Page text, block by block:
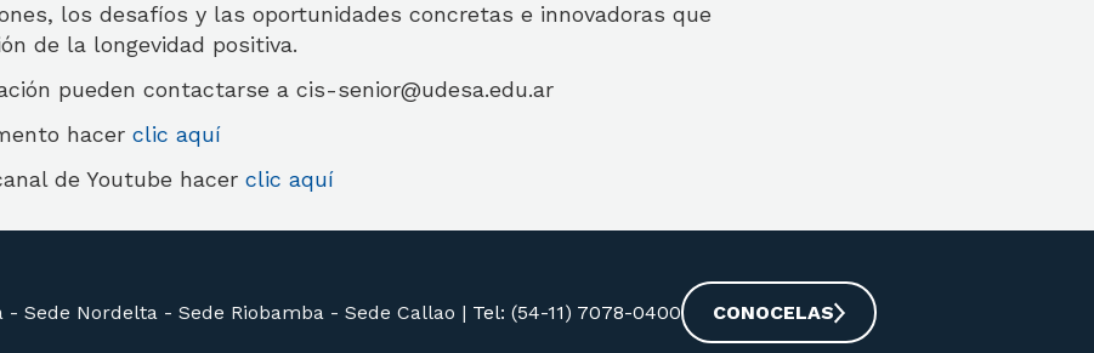
los desafíos y las oportunidades concretas e innovadoras que
de la longevidad positiva.
pueden contactarse a cis-senior@udesa.edu.ar
hacer clic aquí
de Youtube hacer clic aquí
- Sede Nordelta - Sede Riobamba - Sede Callao | Tel: (54-11) 7078-0400 CONOCELAS